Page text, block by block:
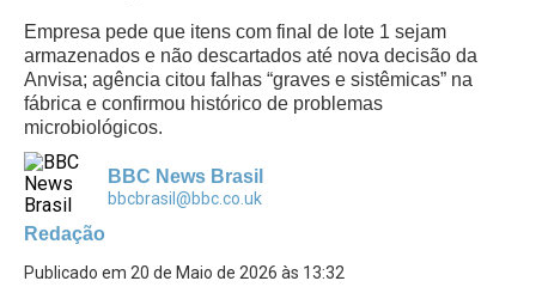
Empresa pede que itens com final de lote 1 sejam
armazenados e não descartados até nova decisão da
Anvisa; agência citou falhas “graves e sistêmicas” na
fábrica e confirmou histórico de problemas
microbiológicos.
BBC News Brasil
bbcbrasil@bbc.co.uk
Redação
Publicado em 20 de Maio de 2026 às 13:32